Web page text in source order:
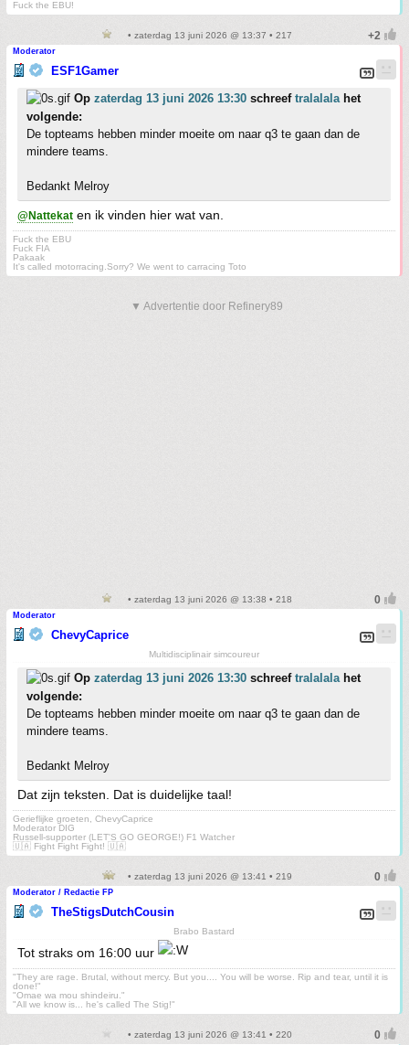
Fuck the EBU!
• zaterdag 13 juni 2026 @ 13:37 • 217
Moderator
ESF1Gamer
Op zaterdag 13 juni 2026 13:30 schreef tralalalahet
volgende:
De topteams hebben minder moeite om naar q3 te gaan dan de
mindere teams.
Bedankt Melroy
@Nattekat en ik vinden hier wat van.
Fuck the EBU
Fuck FIA
Pakaak
It's called motorracing.Sorry? We went to carracing Toto
▼ Advertentie door Refinery89
• zaterdag 13 juni 2026 @ 13:38 • 218
Moderator
ChevyCaprice
Multidisciplinair simcoureur
Op zaterdag 13 juni 2026 13:30 schreef tralalalahet
volgende:
De topteams hebben minder moeite om naar q3 te gaan dan de
mindere teams.
Bedankt Melroy
Dat zijn teksten. Dat is duidelijke taal!
Gerieflijke groeten, ChevyCaprice
Moderator DIG
Russell-supporter (LET'S GO GEORGE!) F1 Watcher
🇺🇦 Fight Fight Fight! 🇺🇦
• zaterdag 13 juni 2026 @ 13:41 • 219
Moderator / Redactie FP
TheStigsDutchCousin
Brabo Bastard
Tot straks om 16:00 uur
"They are rage. Brutal, without mercy. But you.... You will be worse. Rip and tear, until it is
done!"
"Omae wa mou shindeiru."
"All we know is... he's called The Stig!"
• zaterdag 13 juni 2026 @ 13:41 • 220